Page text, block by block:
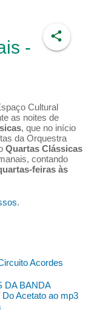
-
Cultural
as noites de
, que no início
da Orquestra
Quartas Clássicas
contando
feiras às
.
Acordes
DA BANDA
Acetato ao mp3